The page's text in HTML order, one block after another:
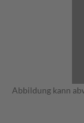
Abbildung kann